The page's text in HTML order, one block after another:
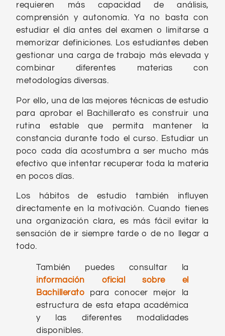
requieren más capacidad de análisis,
comprensión y autonomía. Ya no basta con
estudiar el día antes del examen o limitarse a
memorizar definiciones. Los estudiantes deben
gestionar una carga de trabajo más elevada y
combinar diferentes materias con
metodologías diversas.
Por ello, una de las mejores técnicas de estudio
para aprobar el Bachillerato es construir una
rutina estable que permita mantener la
constancia durante todo el curso. Estudiar un
poco cada día acostumbra a ser mucho más
efectivo que intentar recuperar toda la materia
en pocos días.
Los hábitos de estudio también influyen
directamente en la motivación. Cuando tienes
una organización clara, es más fácil evitar la
sensación de ir siempre tarde o de no llegar a
todo.
También puedes consultar la
información oficial sobre el
Bachillerato para conocer mejor la
estructura de esta etapa académica
y las diferentes modalidades
disponibles.